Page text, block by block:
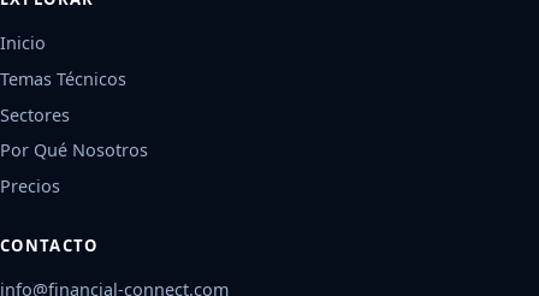
Inicio
Temas Técnicos
Sectores
Por Qué Nosotros
Precios
CONTACTO
info@financial-connect.com